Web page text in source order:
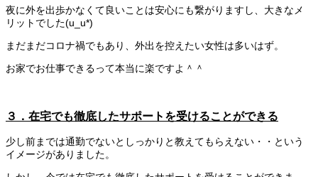
夜に外を出歩かなくて良いことは安心にも繋がりますし、大きなメ
リットでした(u_u*)
まだまだコロナ禍でもあり、外出を控えたい女性は多いはず。
お家でお仕事できるって本当に楽ですよ＾＾
３．在宅でも徹底したサポートを受けることができる
少し前までは通勤でないとしっかりと教えてもらえない・・という
イメージがありました。